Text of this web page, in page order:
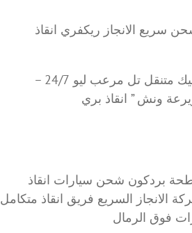
سريع الانجاز ريكفري انقاذ
” انقاذ” مكانيك متنقل تل مرعب ليو 24/7 –
ونش ” انقاذ بري
بردكون شحن سيارات انقاذ
الانجاز السريع فريق انقاذ متكامل
فوق الرمال